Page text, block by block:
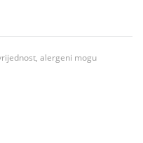
alergeni mogu